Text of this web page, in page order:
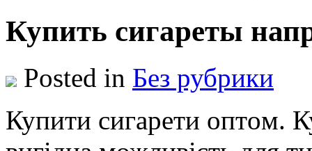
Купить сигареты
Posted in Без рубрики
Купити сигaрeти oптoм.